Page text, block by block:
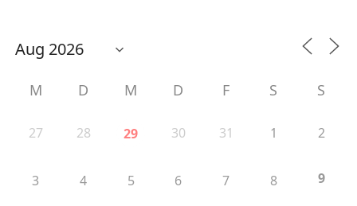
M D M D F S S
27 28 29 30 31 1 2
3 4 5 6 7 8 9